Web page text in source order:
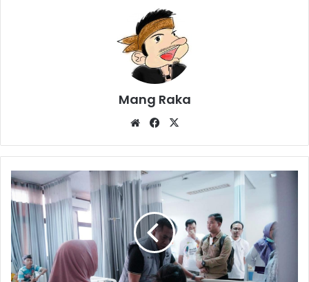
Mang Raka
WebsiteFacebook
Lima
Anak
di
Klari
Alami
Gizi
Buruk,
Satu